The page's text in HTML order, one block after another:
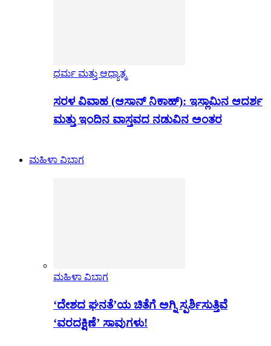
ಧರ್ಮ ಮತ್ತು ಆಧ್ಯಾತ್ಮ
ಸರಳ ವಿವಾಹ (ಆಸಾನ್ ನಿಕಾಹ್): ಇಸ್ಲಾಮಿನ ಆದರ್ಶ
ಮತ್ತು ಇಂದಿನ ವಾಸ್ತವದ ನಡುವಿನ ಅಂತರ
ಮಹಿಳಾ ವಿಭಾಗ
ಮಹಿಳಾ ವಿಭಾಗ
‘ದೇಶದ ಘನತೆ’ಯ ಚಿತೆಗೆ ಅಗ್ನಿ ಸ್ಪರ್ಶಿಸುತ್ತಿವೆ
‘ವರದಕ್ಷಿಣೆ’ ಸಾವುಗಳು!